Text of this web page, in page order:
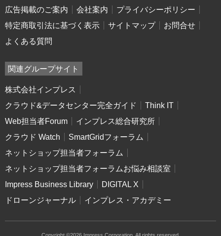
広告掲載のご案内
会社案内
プライバシーポリシー
特定商取引法に基づく表示
サイトマップ
お問合せ
よくある質問
関連グループサイト
株式会社インプレス
クラウド&データセンター完全ガイド
Think IT
Web担当者Forum
インプレス総合研究所
クラウド Watch
SmartGridフォーラム
ネットショップ担当者フォーラム
ネットショップ担当者フォーラムお悩み相談室
Impress Business Library
DIGITAL X
ドローンジャーナル
インプレス・アカデミー